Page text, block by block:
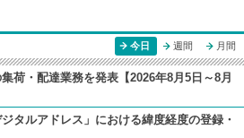
今日 週間 月間
荷・配達業務を発表【2026年8月5日～8月
タルアドレス」における緯度経度の登録・